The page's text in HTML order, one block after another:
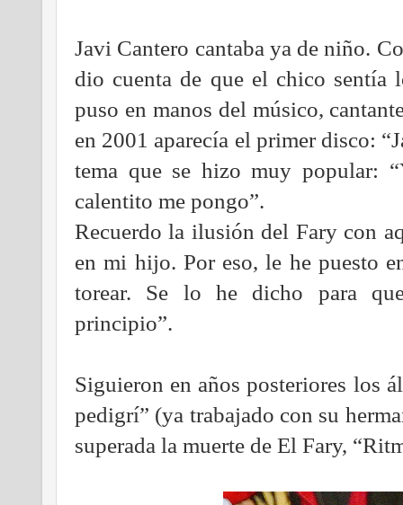
Javi Cantero cantaba ya de niño.
dio cuenta de que el chico sentía
puso en manos del músico,
en 2001 aparecía el primer disco:
tema que se hizo muy popular:
calentito me pongo”.
Recuerdo la ilusión del Fary con
en mi hijo. Por eso, le he puesto
torear. Se lo he dicho para
principio”.
Siguieron en años posteriores los
pedigrí” (ya trabajado con su
superada la muerte de El Fary,